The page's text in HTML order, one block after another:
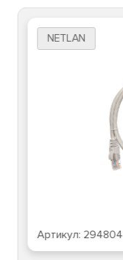
NETLAN
Артикул: 294804